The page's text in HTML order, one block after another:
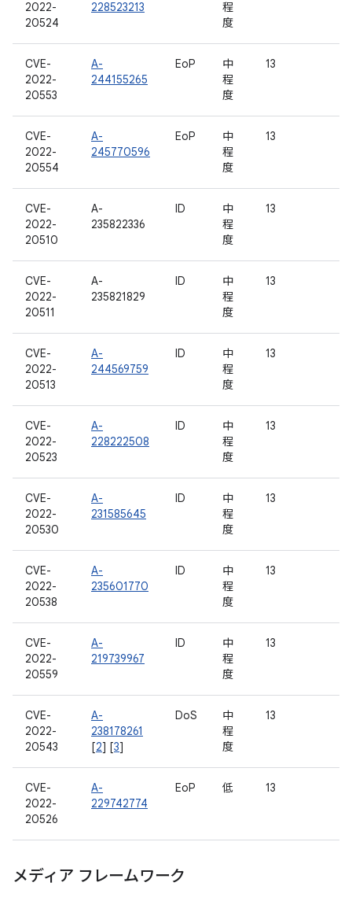
2022-
20524
228523213
程
度
CVE-
2022-
20553
A-
244155265
EoP
中
程
度
13
CVE-
2022-
20554
A-
245770596
EoP
中
程
度
13
CVE-
2022-
20510
A-
235822336
ID
中
程
度
13
CVE-
2022-
20511
A-
235821829
ID
中
程
度
13
CVE-
2022-
20513
A-
244569759
ID
中
程
度
13
CVE-
2022-
20523
A-
228222508
ID
中
程
度
13
CVE-
2022-
20530
A-
231585645
ID
中
程
度
13
CVE-
2022-
20538
A-
235601770
ID
中
程
度
13
CVE-
2022-
20559
A-
219739967
ID
中
程
度
13
CVE-
2022-
20543
A-
238178261
[2] [3]
DoS
中
程
度
13
CVE-
2022-
20526
A-
229742774
EoP 低 13
メディア フレームワーク